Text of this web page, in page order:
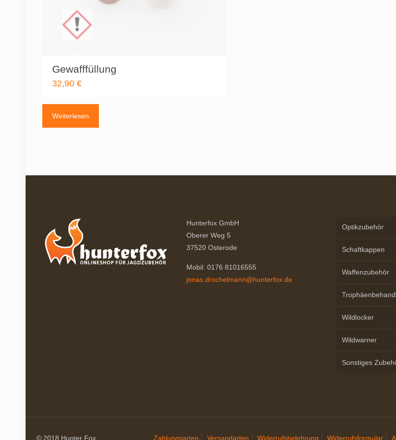
Gewafffüllung
32,90€
Weiterlesen
Hunterfox GmbH
Oberer Weg 5
37520 Osterode
Mobil: 0176 81016555
jonas.drochelmann@hunterfox.de
Optikzubehör
Schaftkappen
Waffenzubehör
Wildlocker
Wildwarner
Sonstiges
© 2018 Hunter Fox. Zahlungsarten Versandarten Widerrufsbelehrung Widerrufsformular